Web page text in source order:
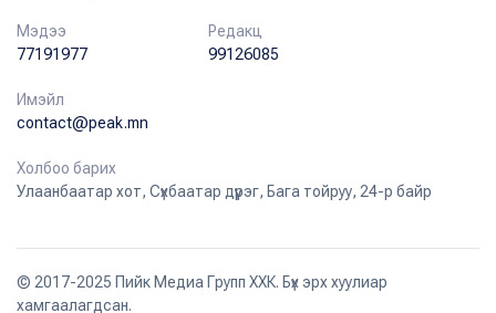
Мэдээ
77191977
Редакц
99126085
Имэйл
contact@peak.mn
Холбоо барих
Улаанбаатар хот, Сүхбаатар дүүрэг, Бага тойруу, 24-р байр
© 2017-2025 Пийк Медиа Групп ХХК. Бүх эрх хуулиар
хамгаалагдсан.